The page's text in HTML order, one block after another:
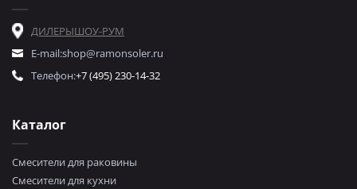
Каталог
Смесители для раковины
Смесители для кухни
ДИЛЕРЫШОУ-РУМ
E-mail:shop@ramonsoler.ru
Телефон:+7 (495) 230-14-32